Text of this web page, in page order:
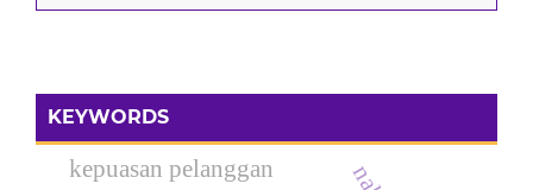
KEYWORDS
kepuasan pelanggan